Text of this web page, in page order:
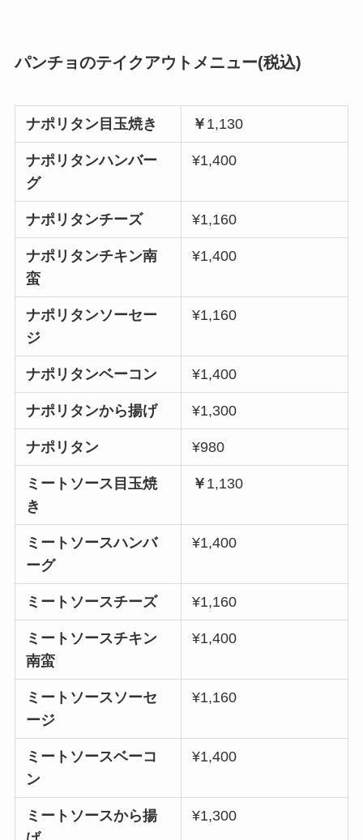
パンチョのテイクアウトメニュー(税込)
ナポリタン 目玉焼き ￥ 1,130
ナポリタンハンバー
グ
¥1,400
ナポリタンチーズ ¥1,160
ナポリタンチキン南
蛮
¥1,400
ナポリタンソーセー
ジ
¥1,160
ナポリタンベーコン ¥1,400
ナポリタンから揚げ ¥1,300
ナポリタン ¥980
ミートソース目玉焼
き
￥ 1,130
ミートソースハンバ
ーグ
¥1,400
ミートソースチーズ ¥1,160
ミートソースチキン
南蛮
¥1,400
ミートソースソーセ
ージ
¥1,160
ミートソースベーコ
ン
¥1,400
ミートソースから揚
¥1,300